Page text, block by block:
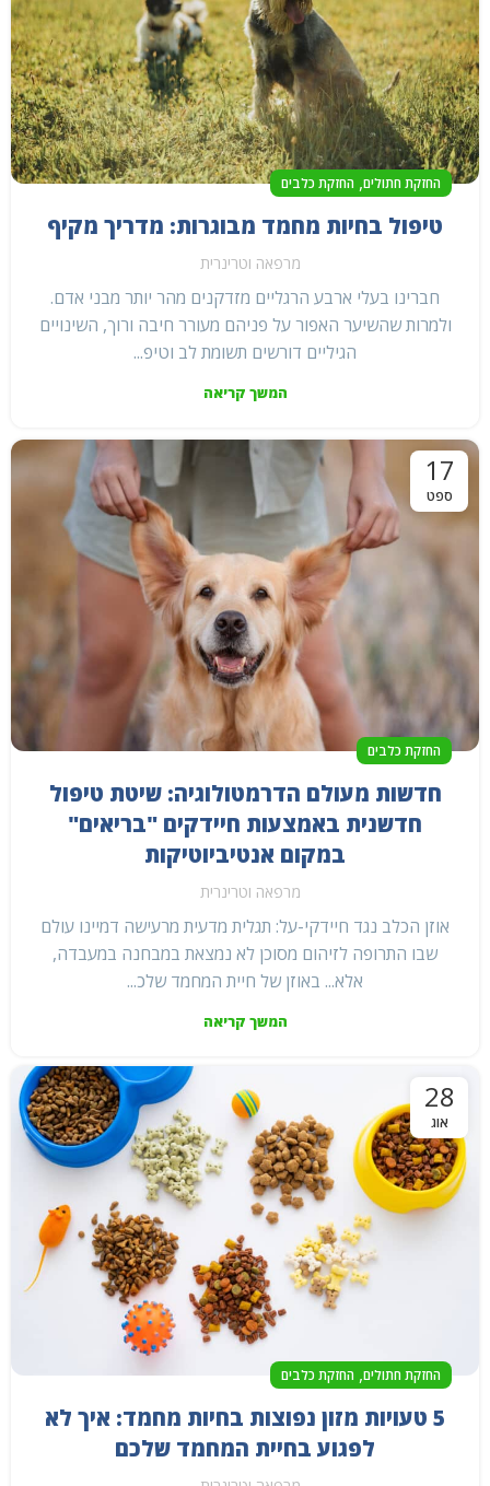
החזקת חתולים, החזקת כלבים
טיפול בחיות מחמד מבוגרות: מדריך מקיף
מרפאה וטרינרית
חברינו בעלי ארבע הרגליים מזדקנים מהר יותר מבני אדם.
ולמרות שהשיער האפור על פניהם מעורר חיבה ורוך, השינויים
הגיליים דורשים תשומת לב וטיפ...
המשך קריאה
17
ספט
החזקת כלבים
חדשות מעולם הדרמטולוגיה: שיטת טיפול
חדשנית באמצעות חיידקים "בריאים"
במקום אנטיביוטיקות
מרפאה וטרינרית
אוזן הכלב נגד חיידקי-על: תגלית מדעית מרעישה דמיינו עולם
שבו התרופה לזיהום מסוכן לא נמצאת במבחנה במעבדה,
אלא... באוזן של חיית המחמד שלכ...
המשך קריאה
28
אוג
החזקת חתולים, החזקת כלבים
5 טעויות מזון נפוצות בחיות מחמד: איך לא
לפגוע בחיית המחמד שלכם